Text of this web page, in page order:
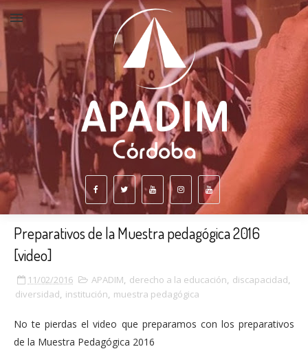
Preparativos de la Muestra pedagógica 2016
[video]
11/02/2016 APADIM, derecho a la educación, discapacidad,
diversidad, institución, muestra pedagógica
No te pierdas el video que preparamos con los preparativos
de la Muestra Pedagógica 2016